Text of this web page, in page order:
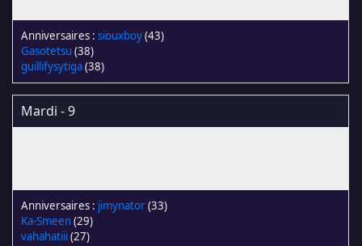
siouxboy(43)
Gasotetsu (38)
guillifysytiga(38)
Mardi - 9
jimynator(33)
Ka-Smeen(29)
vahahatiii(27)